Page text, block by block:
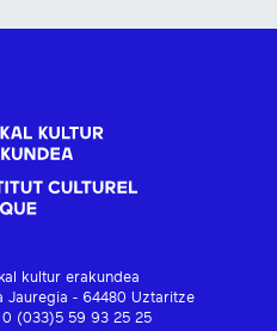
kultur erakundea
Jauregia - 64480 Uztaritze
0 (033)5 59 93 25 25